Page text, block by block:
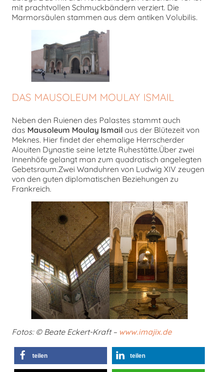
mit prachtvollen Schmuckbändern verziert. Die
Marmorsäulen stammen aus dem antiken Volubilis.
DAS MAUSOLEUM MOULAY ISMAIL
Neben den Ruienen des Palastes stammt auch
das Mausoleum Moulay Ismail aus der Blütezeit von
Meknes. Hier findet der ehemalige Herrscherder
Alouiten Dynastie seine letzte Ruhestätte.Über zwei
Innenhöfe gelangt man zum quadratisch angelegten
Gebetsraum.Zwei Wanduhren von Ludwig XIV zeugen
von den guten diplomatischen Beziehungen zu
Frankreich.
Fotos: © Beate Eckert-Kraft – www.imajix.de
teilen teilen